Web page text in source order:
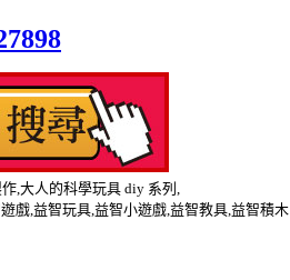
,大人的科學玩具 diy 系列,
戲,益智玩具,益智小遊戲,益智教具,益智積木